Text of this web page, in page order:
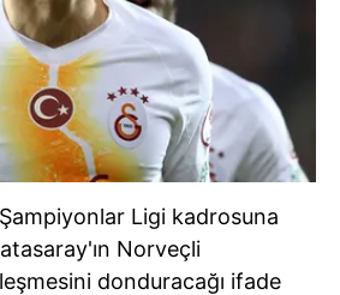
Ligi kadrosuna
Norveçli
donduracağı ifade